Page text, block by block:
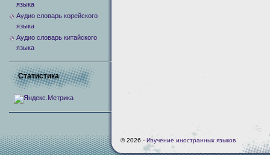
языка
Аудио словарь корейского
языка
Аудио словарь китайского
языка
Статистика
© 2026 - Изучение иностранных языков